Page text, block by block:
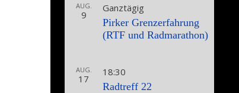
AUG.
9
Ganztägig
Pirker Grenzerfahrung
(RTF und Radmarathon)
AUG.
17
18:30
Radtreff 22